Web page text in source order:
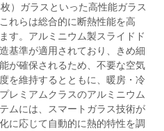
）ガラスといった高性能ガラス
れらは総合的に断熱性能を高
す。アルミニウム製スライドド
基準が適用されており、きめ細
が確保されるため、不要な空気
を維持するとともに、暖房・冷
レミアムクラスのアルミニウム
ムには、スマートガラス技術が
に応じて自動的に熱的特性を調